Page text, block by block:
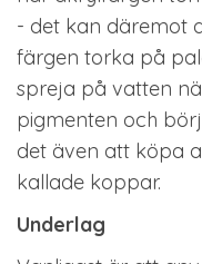
- det kan däremot
färgen torka på
spreja på vatten
pigmenten och
det även att köpa
kallade koppar.
Underlag